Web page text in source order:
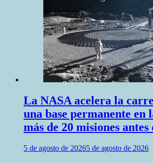
La NASA acelera la
una base permanente en
más de 20 misiones antes
5 de agosto de 20265 de agosto de 2026